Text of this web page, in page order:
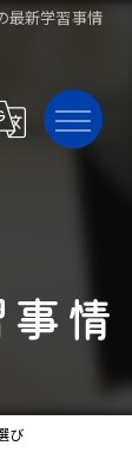
最新学習事情
情
び